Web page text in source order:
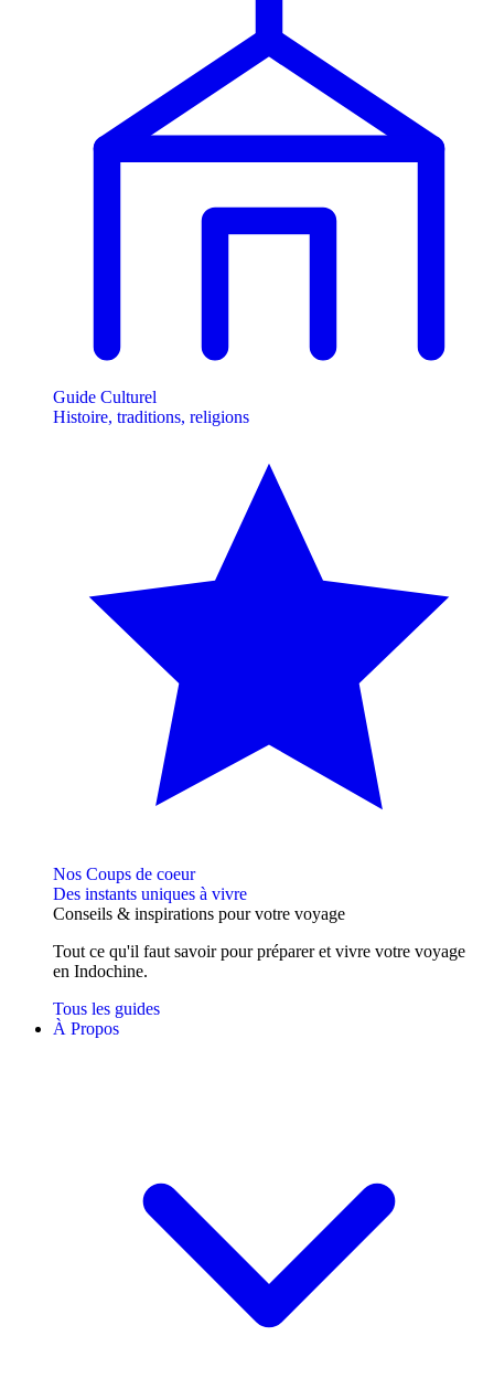
Guide Culturel
Histoire, traditions, religions
Nos Coups de coeur
Des instants uniques à vivre
Conseils & inspirations pour votre voyage
Tout ce qu'il faut savoir pour préparer et vivre votre voyage
en Indochine.
Tous les guides
À Propos